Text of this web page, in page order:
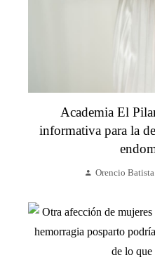
Academia El
informativa para la
Orencio Batista